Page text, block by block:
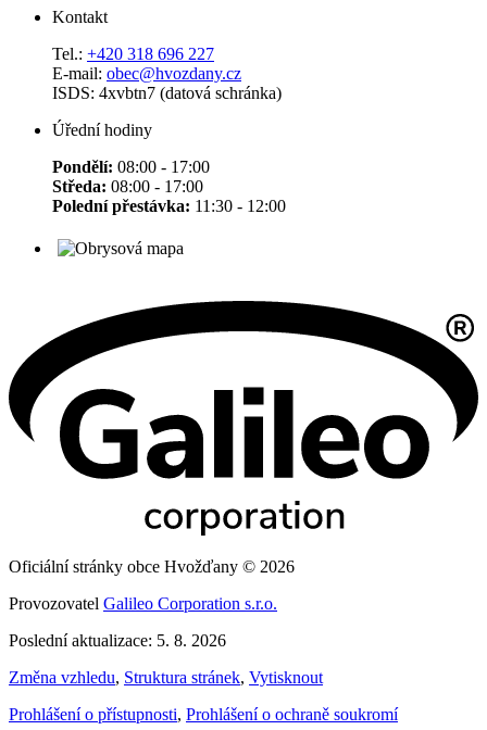
Kontakt
Tel.: +420 318 696 227
E-mail: obec@hvozdany.cz
ISDS: 4xvbtn7 (datová schránka)
Úřední hodiny
Pondělí: 08:00 - 17:00
Středa: 08:00 - 17:00
Polední přestávka: 11:30 - 12:00
Oficiální stránky obce Hvožďany © 2026
Provozovatel Galileo Corporation s.r.o.
Poslední aktualizace: 5. 8. 2026
Změna vzhledu, Struktura stránek, Vytisknout
Prohlášení o přístupnosti, Prohlášení o ochraně soukromí